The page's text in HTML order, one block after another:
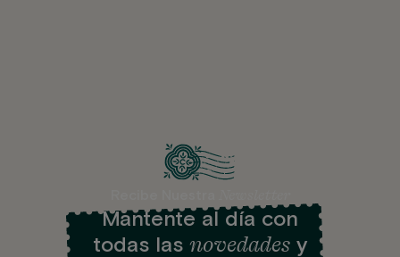
Mantente al día con
todas las novedades y